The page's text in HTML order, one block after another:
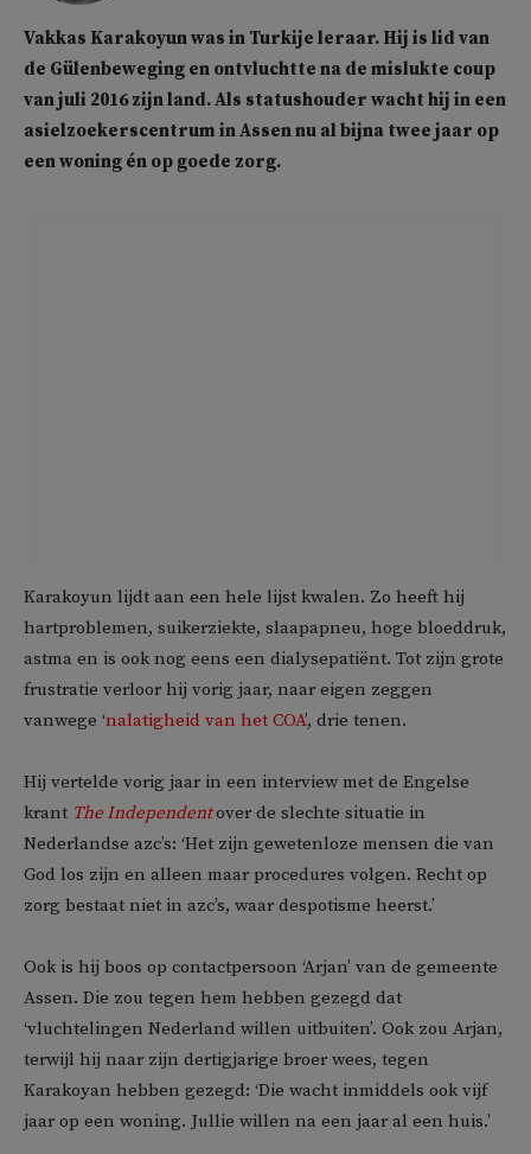
Vakkas Karakoyun was in Turkije leraar. Hij is lid van
de Gülenbeweging en ontvluchtte na de mislukte coup
van juli 2016 zijn land. Als statushouder wacht hij in een
asielzoekerscentrum in Assen nu al bijna twee jaar op
een woning én op goede zorg.
Karakoyun lijdt aan een hele lijst kwalen. Zo heeft hij
hartproblemen, suikerziekte, slaapapneu, hoge bloeddruk,
astma en is ook nog eens een dialysepatiënt. Tot zijn grote
frustratie verloor hij vorig jaar, naar eigen zeggen
vanwege ‘nalatigheid van het COA’, drie tenen.
Hij vertelde vorig jaar in een interview met de Engelse
krant The Independentover de slechte situatie in
Nederlandse azc’s: ‘Het zijn gewetenloze mensen die van
God los zijn en alleen maar procedures volgen. Recht op
zorg bestaat niet in azc’s, waar despotisme heerst.’
Ook is hij boos op contactpersoon ‘Arjan’ van de gemeente
Assen. Die zou tegen hem hebben gezegd dat
‘vluchtelingen Nederland willen uitbuiten’. Ook zou Arjan,
terwijl hij naar zijn dertigjarige broer wees, tegen
Karakoyan hebben gezegd: ‘Die wacht inmiddels ook vijf
jaar op een woning. Jullie willen na een jaar al een huis.’